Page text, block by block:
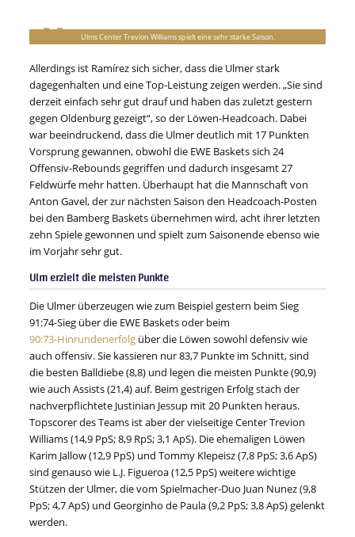
Ulms Center Trevion Williams spielt eine sehr starke Saison.
Allerdings ist Ramírez sich sicher, dass die Ulmer stark
dagegenhalten und eine Top-Leistung zeigen werden. „Sie sind
derzeit einfach sehr gut drauf und haben das zuletzt gestern
gegen Oldenburg gezeigt“, so der Löwen-Headcoach. Dabei
war beeindruckend, dass die Ulmer deutlich mit 17 Punkten
Vorsprung gewannen, obwohl die EWE Baskets sich 24
Offensiv-Rebounds gegriffen und dadurch insgesamt 27
Feldwürfe mehr hatten. Überhaupt hat die Mannschaft von
Anton Gavel, der zur nächsten Saison den Headcoach-Posten
bei den Bamberg Baskets übernehmen wird, acht ihrer letzten
zehn Spiele gewonnen und spielt zum Saisonende ebenso wie
im Vorjahr sehr gut.
Ulm erzielt die meisten Punkte
Die Ulmer überzeugen wie zum Beispiel gestern beim Sieg
91:74-Sieg über die EWE Baskets oder beim
90:73-Hinrundenerfolg über die Löwen sowohl defensiv wie
auch offensiv. Sie kassieren nur 83,7 Punkte im Schnitt, sind
die besten Balldiebe (8,8) und legen die meisten Punkte (90,9)
wie auch Assists (21,4) auf. Beim gestrigen Erfolg stach der
nachverpflichtete Justinian Jessup mit 20 Punkten heraus.
Topscorer des Teams ist aber der vielseitige Center Trevion
Williams (14,9 PpS; 8,9 RpS; 3,1 ApS). Die ehemaligen Löwen
Karim Jallow (12,9 PpS) und Tommy Klepeisz (7,8 PpS; 3,6 ApS)
sind genauso wie L.J. Figueroa (12,5 PpS) weitere wichtige
Stützen der Ulmer, die vom Spielmacher-Duo Juan Nunez (9,8
PpS; 4,7 ApS) und Georginho de Paula (9,2 PpS; 3,8 ApS) gelenkt
werden.